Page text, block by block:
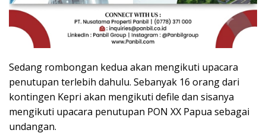
Sedang rombongan kedua akan mengikuti upacara
penutupan terlebih dahulu. Sebanyak 16 orang dari
kontingen Kepri akan mengikuti defile dan sisanya
mengikuti upacara penutupan PON XX Papua sebagai
undangan.